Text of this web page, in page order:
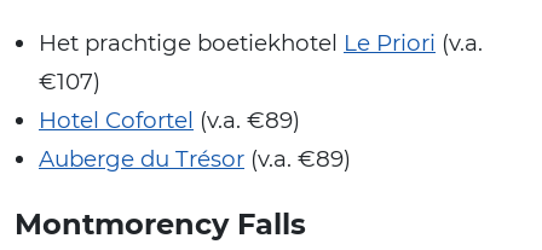
Het prachtige boetiekhotel Le Priori (v.a.
€107)
Hotel Cofortel (v.a. €89)
Auberge du Trésor (v.a. €89)
Montmorency Falls